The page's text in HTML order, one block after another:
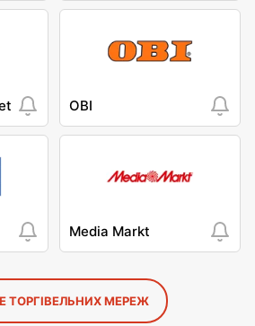
OBI
Media Markt
ТОРГІВЕЛЬНИХ МЕРЕЖ